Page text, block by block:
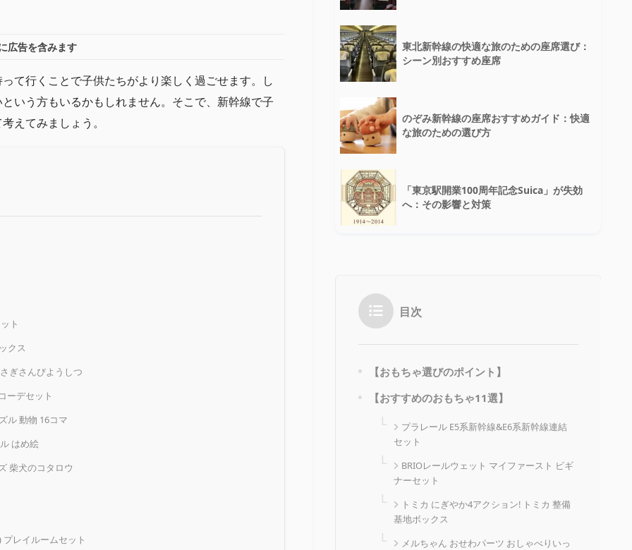
広告を含みます
て行くことで子供たちがより楽しく過ごせます。し
いう方もいるかもしれません。そこで、新幹線で子
えてみましょう。
ト
クス
ぎさんびようしつ
ーデセット
ル 動物 16コマ
はめ絵
柴犬のコタロウ
プレイルームセット
東北新幹線の快適な旅のための座席選び：
シーン別おすすめ座席
のぞみ新幹線の座席おすすめガイド：快適
な旅のための選び方
「東京駅開業100周年記念Suica」が失効
へ：その影響と対策
目次
【おもちゃ選びのポイント】
【おすすめのおもちゃ11選】
プラレール E5系新幹線&E6系新幹線連結
セット
BRIOレールウェット マイファースト ビギ
ナーセット
トミカ にぎやか4アクション! トミカ 整備
基地ボックス
メルちゃん おせわパーツ おしゃべりいっ